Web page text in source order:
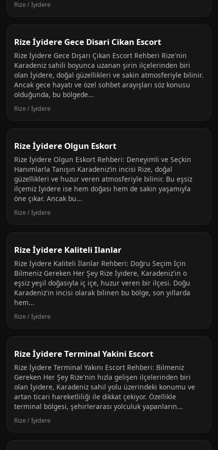
Rize / İyidere
Rize İyidere Gece Disari Cikan Escort
Rize İyidere Gece Dışarı Çıkan Escort Rehberi Rize'nin
Karadeniz sahili boyunca uzanan şirin ilçelerinden biri
olan İyidere, doğal güzellikleri ve sakin atmosferiyle bilinir.
Ancak gece hayatı ve özel sohbet arayışları söz konusu
olduğunda, bu bölgede...
Rize / İyidere
Rize İyidere Olgun Eskort
Rize İyidere Olgun Eskort Rehberi: Deneyimli ve Seçkin
Hanımlarla Tanışın Karadeniz’in incisi Rize, doğal
güzellikleri ve huzur veren atmosferiyle bilinir. Bu eşsiz
ilçemiz İyidere ise hem doğası hem de sakin yaşamıyla
öne çıkar. Ancak bu...
Rize / İyidere
Rize İyidere Kaliteli Ilanlar
Rize İyidere Kaliteli İlanlar Rehberi: Doğru Seçim İçin
Bilmeniz Gereken Her Şey Rize İyidere, Karadeniz'in o
eşsiz yeşil doğasıyla iç içe, huzur veren bir ilçesi. Doğu
Karadeniz'in incisi olarak bilinen bu bölge, son yıllarda
hem...
Rize / İyidere
Rize İyidere Terminal Yakini Escort
Rize İyidere Terminal Yakını Escort Rehberi: Bilmeniz
Gereken Her Şey Rize'nin hızla gelişen ilçelerinden biri
olan İyidere, Karadeniz sahil yolu üzerindeki konumu ve
artan ticari hareketliliği ile dikkat çekiyor. Özellikle
terminal bölgesi, şehirlerarası yolculuk yapanların...
Rize / İyidere